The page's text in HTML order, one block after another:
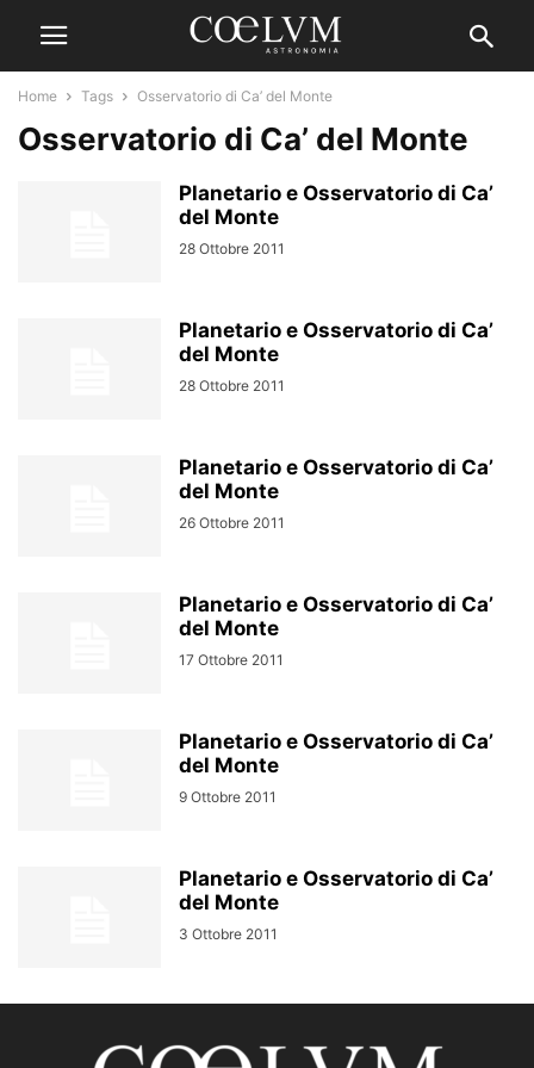
Home Tags Osservatorio di Ca’ del Monte
Osservatorio di Ca’ del Monte
Planetario e Osservatorio di Ca’
del Monte
28 Ottobre 2011
Planetario e Osservatorio di Ca’
del Monte
28 Ottobre 2011
Planetario e Osservatorio di Ca’
del Monte
26 Ottobre 2011
Planetario e Osservatorio di Ca’
del Monte
17 Ottobre 2011
Planetario e Osservatorio di Ca’
del Monte
9 Ottobre 2011
Planetario e Osservatorio di Ca’
del Monte
3 Ottobre 2011